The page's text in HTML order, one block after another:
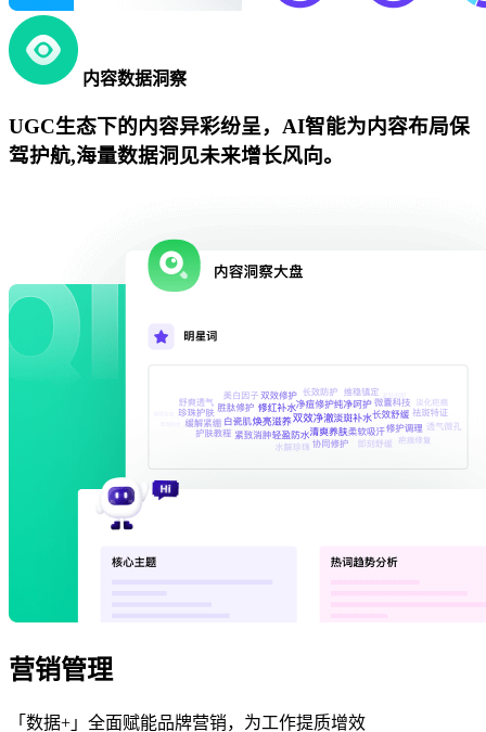
内容数据洞察
UGC生态下的内容异彩纷呈，AI智能为内容布局保
驾护航,海量数据洞见未来增长风向。
营销管理
「数据+」全面赋能品牌营销，为工作提质增效